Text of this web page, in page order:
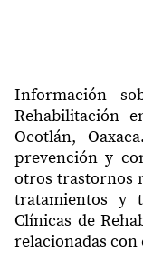
Información
Rehabilitación
Ocotlán,
prevención y
otros trastornos
tratamientos y
Clínicas de
relacionadas con